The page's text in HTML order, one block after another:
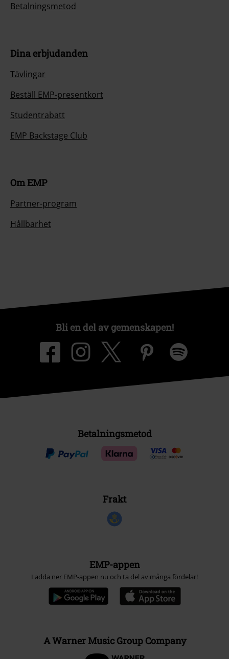
Betalningsmetod
Dina erbjudanden
Tävlingar
Beställ EMP-presentkort
Studentrabatt
EMP Backstage Club
Om EMP
Partner-program
Hållbarhet
Bli en del av gemenskapen!
Betalningsmetod
Frakt
EMP-appen
Ladda ner EMP-appen nu och ta del av många fördelar!
A Warner Music Group Company